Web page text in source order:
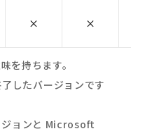
× ×
を持ちます。
したバージョンです
ジョンと Microsoft